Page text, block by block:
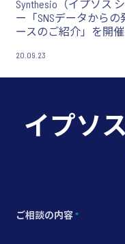
Synthesio（イプソス
ー「SNSデータから
ースのご紹介」を開催
20.09.23
イプソ
ご相談の内容*